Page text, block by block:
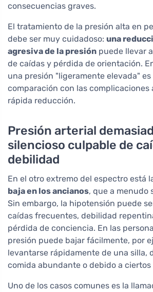
consecuencias graves.
El tratamiento de la presión alta en
debe ser muy cuidadoso: una
agresiva de la presión puede llevar
de caídas y pérdida de orientación.
una presión "ligeramente elevada"
comparación con las complicaciones
rápida reducción.
Presión arterial
silencioso culpable de
debilidad
En el otro extremo del espectro está
baja en los ancianos, que a menudo
Sin embargo, la hipotensión puede
caídas frecuentes, debilidad
pérdida de conciencia. En las
presión puede bajar fácilmente, por
levantarse rápidamente de una silla,
comida abundante o debido a
Uno de los casos comunes es la